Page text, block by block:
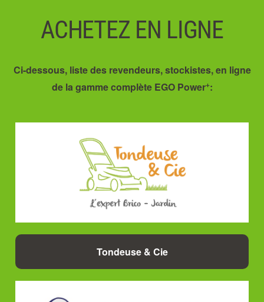
ACHETEZ EN LIGNE
Ci-dessous, liste des revendeurs, stockistes, en ligne
de la gamme complète EGO Power+:
Tondeuse & Cie